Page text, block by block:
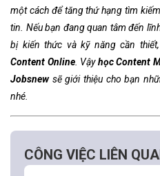
một cách để tăng thứ hạng tìm
tin. Nếu bạn đang quan tâm đến
bị kiến thức và kỹ năng cần
Content Online. Vậyhọc Content
Jobsnewsẽ giới thiệu cho bạn
nhé.
CÔNG VIỆC LIÊN